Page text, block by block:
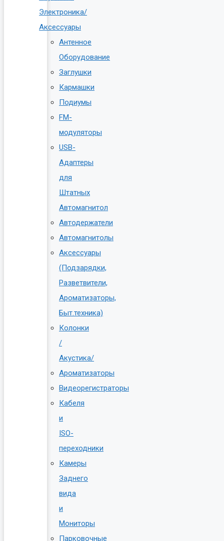
Электроника/
Аксессуары
Антенное
Оборудование
Заглушки
Кармашки
Подиумы
FM-
модуляторы
USB-
Адаптеры
для
Штатных
Автомагнитол
Автодержатели
Автомагнитолы
Аксессуары
(Подзарядки,
Разветвители,
Ароматизаторы,
Быт.техника)
Колонки
/
Акустика/
Ароматизаторы
Видеорегистраторы
Кабеля
и
ISO-
переходники
Камеры
Заднего
вида
и
Мониторы
Парковочные